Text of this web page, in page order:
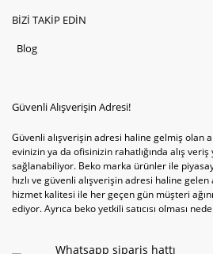
BİZİ TAKİP EDİN
Blog
Güvenli Alışverişin Adresi!
Güvenli alışverişin adresi haline gelmiş olan
evinizin ya da ofisinizin rahatlığında alış
sağlanabiliyor. Beko marka ürünler ile
hızlı ve güvenli alışverişin adresi haline
hizmet kalitesi ile her geçen gün müşteri
ediyor. Ayrıca beko yetkili satıcısı olması
televizyon ya da bulaşık makinesi değil aynı
Whatsapp sipariş hattı